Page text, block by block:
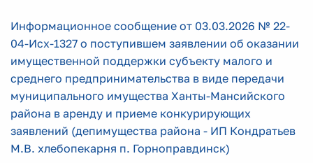
Информационное сообщение от 03.03.2026 № 22-
04-Исх-1327 о поступившем заявлении об оказании
имущественной поддержки субъекту малого и
среднего предпринимательства в виде передачи
муниципального имущества Ханты-Мансийского
района в аренду и приеме конкурирующих
заявлений (депимущества района - ИП Кондратьев
М.В. хлебопекарня п. Горноправдинск)